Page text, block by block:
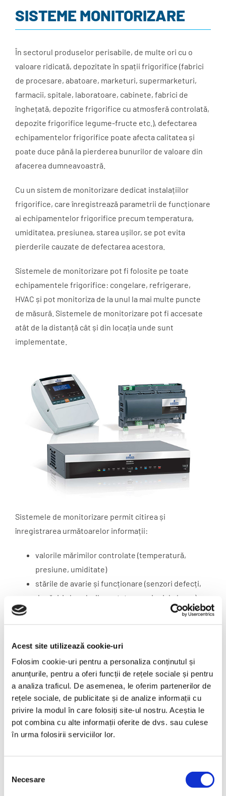
Acest site utilizează cookie-uri
Folosim cookie-uri pentru a personaliza conținutul și
anunțurile, pentru a oferi funcții de rețele sociale și pentru
a analiza traficul. De asemenea, le oferim partenerilor de
rețele sociale, de publicitate și de analize informații cu
privire la modul în care folosiți site-ul nostru. Aceștia le
pot combina cu alte informații oferite de dvs. sau culese
în urma folosirii serviciilor lor.
consimțământului
Necesare
SISTEME MONITORIZARE
În sectorul produselor perisabile, de multe ori cu o
valoare ridicată, depozitate în spații frigorifice (fabrici
de procesare, abatoare, marketuri, supermarketuri,
farmacii, spitale, laboratoare, cabinete, fabrici de
înghețată, depozite frigorifice cu atmosferă controlată,
depozite frigorifice legume-fructe etc.), defectarea
echipamentelor frigorifice poate afecta calitatea și
poate duce până la pierderea bunurilor de valoare din
afacerea dumneavoastră.
Cu un sistem de monitorizare dedicat instalațiilor
frigorifice, care înregistrează parametrii de funcționare
ai echipamentelor frigorifice precum temperatura,
umiditatea, presiunea, starea ușilor, se pot evita
pierderile cauzate de defectarea acestora.
Sistemele de monitorizare pot fi folosite pe toate
echipamentele frigorifice: congelare, refrigerare,
HVAC și pot monitoriza de la unul la mai multe puncte
de măsură. Sistemele de monitorizare pot fi accesate
atât de la distanță cât și din locația unde sunt
implementate.
Sistemele de monitorizare permit citirea și
înregistrarea următoarelor informații:
valorile mărimilor controlate (temperatură,
presiune, umiditate)
stările de avarie și funcționare (senzori defecți,
depășiri ale valorilor setate, presiuni de lucru),
alarmele pot fi trimise fie prin fax, prin SMS sau
pot fi tipărite la imprimantă, vizualizate în timp
Funcții importante ale unui sistem de monitorizare:
HaCCP
export de date (xls, pdf, mail, html)
programarea parametrilor și a timpului de
optimizare
tipărirea de grafice (tipuri de date înregistrate,
valorile mărimilor controlate, defectele